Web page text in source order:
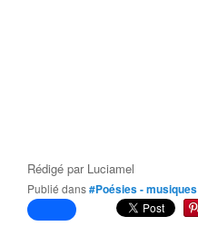
Rédigé par Luciamel
Publié dans#Poésies - musiques